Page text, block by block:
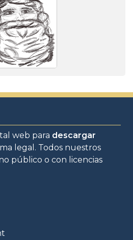
web para descargar
legal. Todos nuestros
público o con licencias